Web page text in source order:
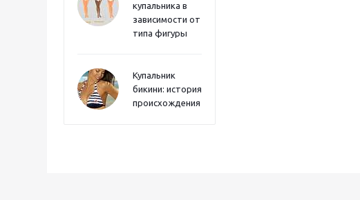
купальника в
зависимости от
типа фигуры
Купальник
бикини: история
происхождения